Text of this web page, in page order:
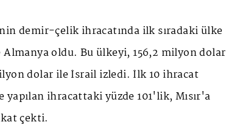
demir-çelik ihracatında ilk sıradaki ülke
oldu. Bu ülkeyi, 156,2 milyon dolar
dolar ile İsrail izledi. İlk 10 ihracat
yapılan ihracattaki yüzde 101'lik, Mısır'a
çekti.